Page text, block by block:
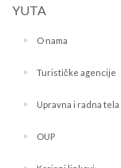
YUTA
O nama
Turističke agencije
Upravna i radna tela
OUP